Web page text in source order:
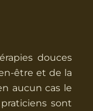
douces
être et de la
aucun cas le
sont